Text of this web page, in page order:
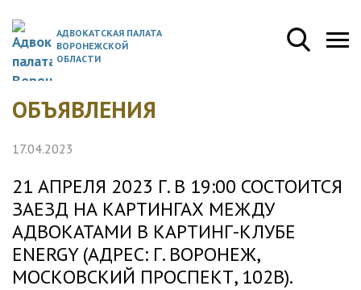
АДВОКАТСКАЯ ПАЛАТА
ВОРОНЕЖСКОЙ
ОБЛАСТИ
ОБЪЯВЛЕНИЯ
17.04.2023
21 АПРЕЛЯ 2023 Г. В 19:00 СОСТОИТСЯ
ЗАЕЗД НА КАРТИНГАХ МЕЖДУ
АДВОКАТАМИ В КАРТИНГ-КЛУБЕ
ENERGY (АДРЕС: Г. ВОРОНЕЖ,
МОСКОВСКИЙ ПРОСПЕКТ, 102В).